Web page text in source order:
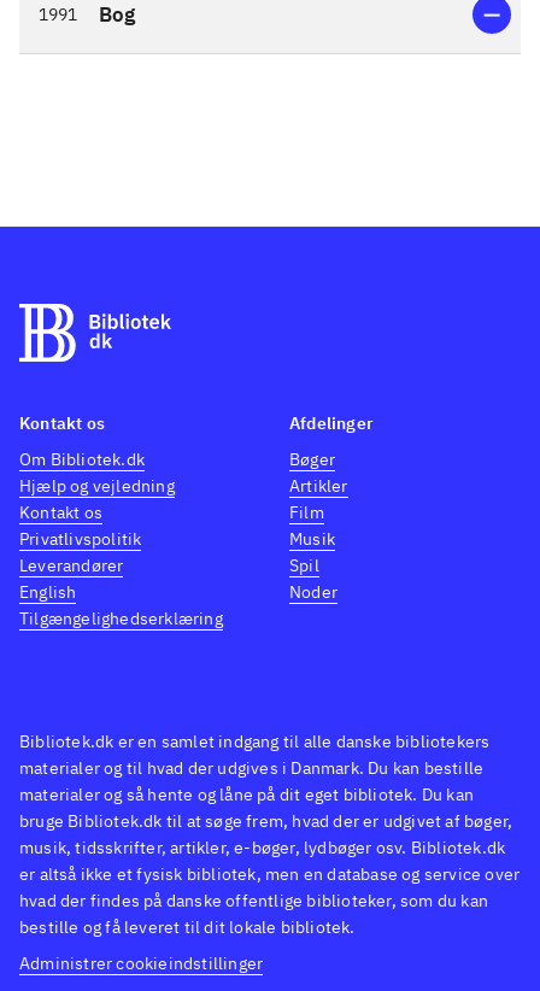
1991 Bog
Bibliotek.dk er en samlet indgang til alle danske bibliotekers
materialer og til hvad der udgives i Danmark. Du kan bestille
materialer og så hente og låne på dit eget bibliotek. Du kan
bruge Bibliotek.dk til at søge frem, hvad der er udgivet af bøger,
musik, tidsskrifter, artikler, e-bøger, lydbøger osv. Bibliotek.dk
er altså ikke et fysisk bibliotek, men en database og service over
hvad der findes på danske offentlige biblioteker, som du kan
bestille og få leveret til dit lokale bibliotek.
Administrer cookieindstillinger
Kontakt os
Om Bibliotek.dk
Hjælp og vejledning
Kontakt os
Privatlivspolitik
Leverandører
English
Tilgængelighedserklæring
Afdelinger
Bøger
Artikler
Film
Musik
Spil
Noder